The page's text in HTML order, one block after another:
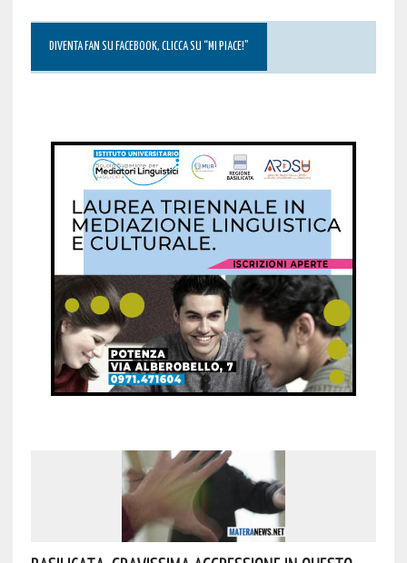
DIVENTA FAN SU FACEBOOK, CLICCA SU “MI PIACE!”